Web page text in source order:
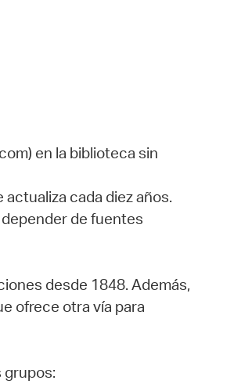
en la biblioteca sin
cada diez años.
de fuentes
desde 1848. Además,
ofrece otra vía para
grupos: